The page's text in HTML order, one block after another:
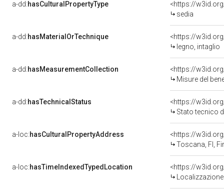
a-dd:hasCulturalPropertyType
<https://
sedia
a-dd:hasMaterialOrTechnique
<https://
legno, intaglio
a-dd:hasMeasurementCollection
<https://
Misure del
a-dd:hasTechnicalStatus
<https://
Stato tecnico
a-loc:hasCulturalPropertyAddress
<https://
Toscana, FI,
a-loc:hasTimeIndexedTypedLocation
<https://